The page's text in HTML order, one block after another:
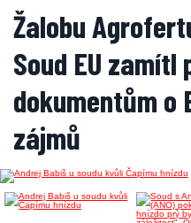
Žalobu
Soud EU
dokumentům o
zájmů